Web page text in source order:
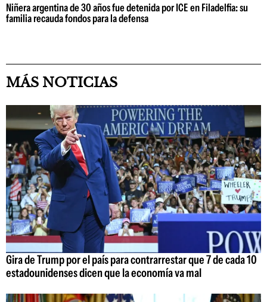
Niñera argentina de 30 años fue detenida por ICE en Filadelfia: su
familia recauda fondos para la defensa
MÁS NOTICIAS
Gira de Trump por el país para contrarrestar que 7 de cada 10
estadounidenses dicen que la economía va mal